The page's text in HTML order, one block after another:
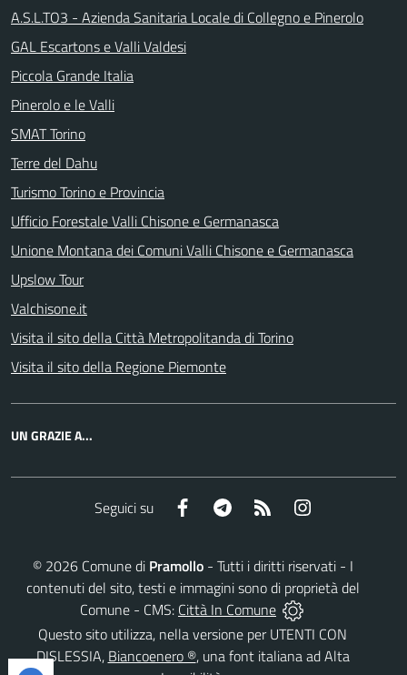
A.S.L.TO3 - Azienda Sanitaria Locale di Collegno e Pinerolo
GAL Escartons e Valli Valdesi
Piccola Grande Italia
Pinerolo e le Valli
SMAT Torino
Terre del Dahu
Turismo Torino e Provincia
Ufficio Forestale Valli Chisone e Germanasca
Unione Montana dei Comuni Valli Chisone e Germanasca
Upslow Tour
Valchisone.it
Visita il sito della Città Metropolitanda di Torino
Visita il sito della Regione Piemonte
UN GRAZIE A...
Seguici su Facebook Telegram RSS
© 2026Comune di Pramollo- Tutti i diritti riservati - I
contenuti del sito, testi e immagini sono di proprietà del
Comune - CMS: Città In Comune
Questo sito utilizza, nella versione per UTENTI CON
DISLESSIA, Biancoenero ®, una font italiana ad Alta